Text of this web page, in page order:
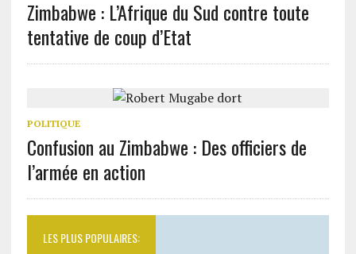
Zimbabwe : L’Afrique du Sud contre toute
tentative de coup d’Etat
POLITIQUE
Confusion au Zimbabwe : Des officiers de
l’armée en action
LES PLUS POPULAIRES: